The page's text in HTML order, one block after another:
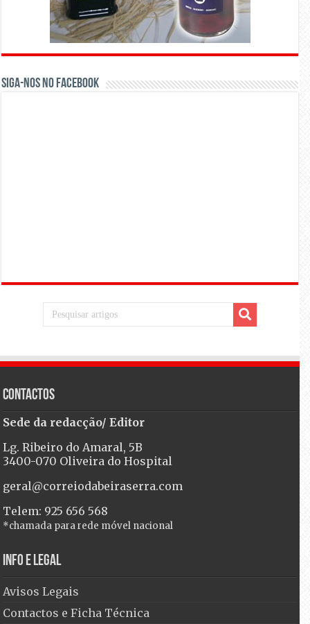
Siga-nos no Facebook
Contactos
Sede da redacção/ Editor
Lg. Ribeiro do Amaral, 5B
3400-070 Oliveira do Hospital
geral@correiodabeiraserra.com
Telem: 925 656 568
*chamada para rede móvel nacional
Info e Legal
Avisos Legais
Contactos e Ficha Técnica